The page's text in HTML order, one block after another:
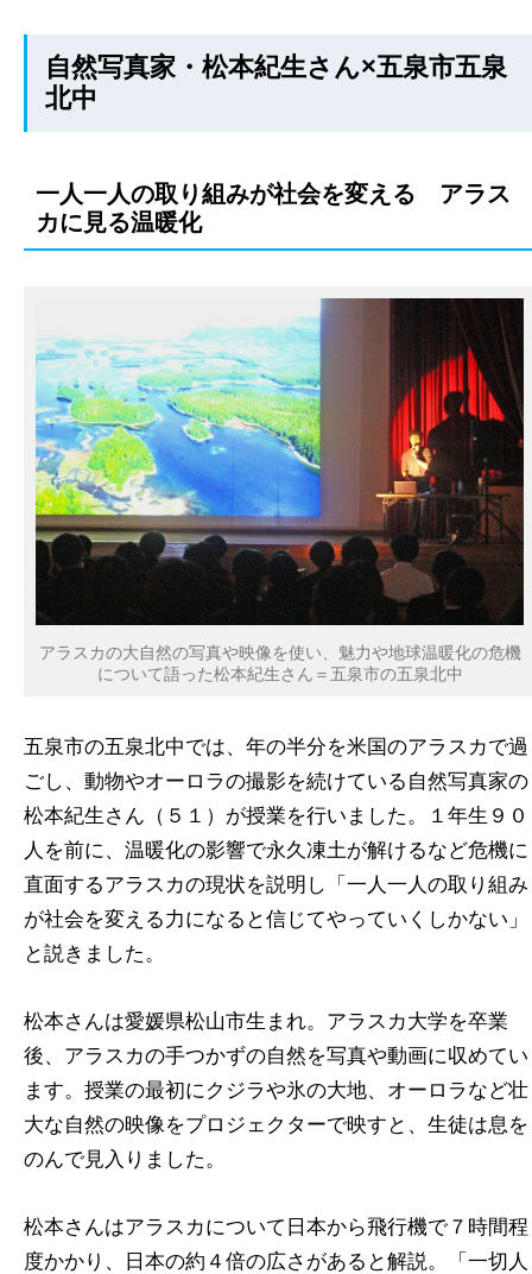
自然写真家・松本紀生さん×五泉市五泉
北中
一人一人の取り組みが社会を変える アラス
カに見る温暖化
アラスカの大自然の写真や映像を使い、魅力や地球温暖化の危機
について語った松本紀生さん＝五泉市の五泉北中
五泉市の五泉北中では、年の半分を米国のアラスカで過
ごし、動物やオーロラの撮影を続けている自然写真家の
松本紀生さん（５１）が授業を行いました。１年生９０
人を前に、温暖化の影響で永久凍土が解けるなど危機に
直面するアラスカの現状を説明し「一人一人の取り組み
が社会を変える力になると信じてやっていくしかない」
と説きました。
松本さんは愛媛県松山市生まれ。アラスカ大学を卒業
後、アラスカの手つかずの自然を写真や動画に収めてい
ます。授業の最初にクジラや氷の大地、オーロラなど壮
大な自然の映像をプロジェクターで映すと、生徒は息を
のんで見入りました。
松本さんはアラスカについて日本から飛行機で７時間程
度かかり、日本の約４倍の広さがあると解説。「一切人